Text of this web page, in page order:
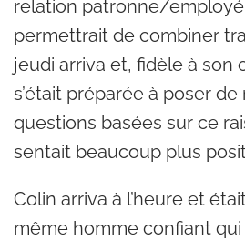
relation patronne/
permettrait de combiner
jeudi arriva et, fidèle à son
s’était préparée à poser
questions basées sur ce
sentait beaucoup plus
Colin arriva à l’heure et
même homme confiant qui